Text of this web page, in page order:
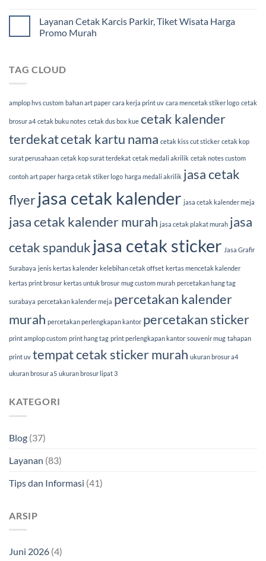
Layanan Cetak Karcis Parkir, Tiket Wisata Harga
Promo Murah
TAG CLOUD
amplop hvs custom bahan art paper cara kerja print uv cara mencetak stiker logo cetak
brosur a4 cetak buku notes cetak dus box kue cetak kalender
terdekatcetak kartu nama cetak kiss cut sticker cetak kop
surat perusahaan cetak kop surat terdekat cetak medali akrilik cetak notes custom
contoh art paper harga cetak stiker logo harga medali akrilik jasa cetak
flyerjasa cetak kalender jasa cetak kalender meja
jasa cetak kalender murah jasa cetak plakat murah jasa
cetak spanduk jasa cetak sticker Jasa Grafir
Surabaya jenis kertas kalender kelebihan cetak offset kertas mencetak kalender
kertas print brosur kertas untuk brosur mug custom murah percetakan hang tag
surabaya percetakan kalender meja percetakan kalender
murah percetakan perlengkapan kantor percetakan sticker
print amplop custom print hang tag print perlengkapan kantor souvenir mug tahapan
print uv tempat cetak sticker murah ukuran brosur a4
ukuran brosur a5 ukuran brosur lipat 3
KATEGORI
Blog (37)
Layanan (83)
Tips dan Informasi (41)
ARSIP
Juni 2026 (4)